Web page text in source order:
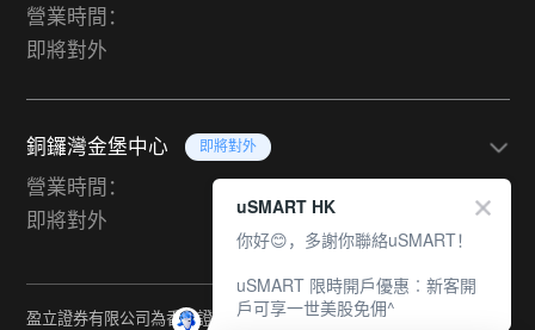
營業時間：
即將對外
銅鑼灣金堡中心 即將對外
營業時間：
即將對外
盈立證券有限公司為香港證監會持牌法團（中央編號：
uSMART HK
你好😊，多謝你聯絡uSMART！
uSMART 限時開戶優惠︰新客開
戶可享一世美股免佣^